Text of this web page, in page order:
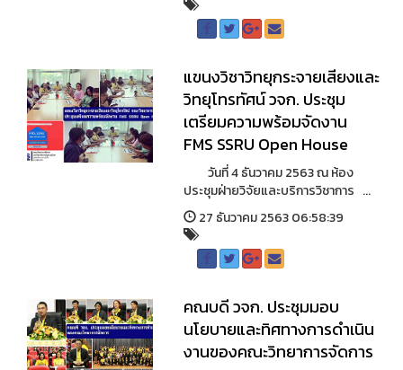
แขนงวิชาวิทยุกระจายเสียงและ
วิทยุโทรทัศน์ วจก. ประชุม
เตรียมความพร้อมจัดงาน
FMS SSRU Open House
วันที่ 4 ธันวาคม 2563 ณ ห้อง
ประชุมฝ่ายวิจัยและบริการวิชาการ ...
27 ธันวาคม 2563 06:58:39
คณบดี วจก. ประชุมมอบ
นโยบายและทิศทางการดำเนิน
งานของคณะวิทยาการจัดการ